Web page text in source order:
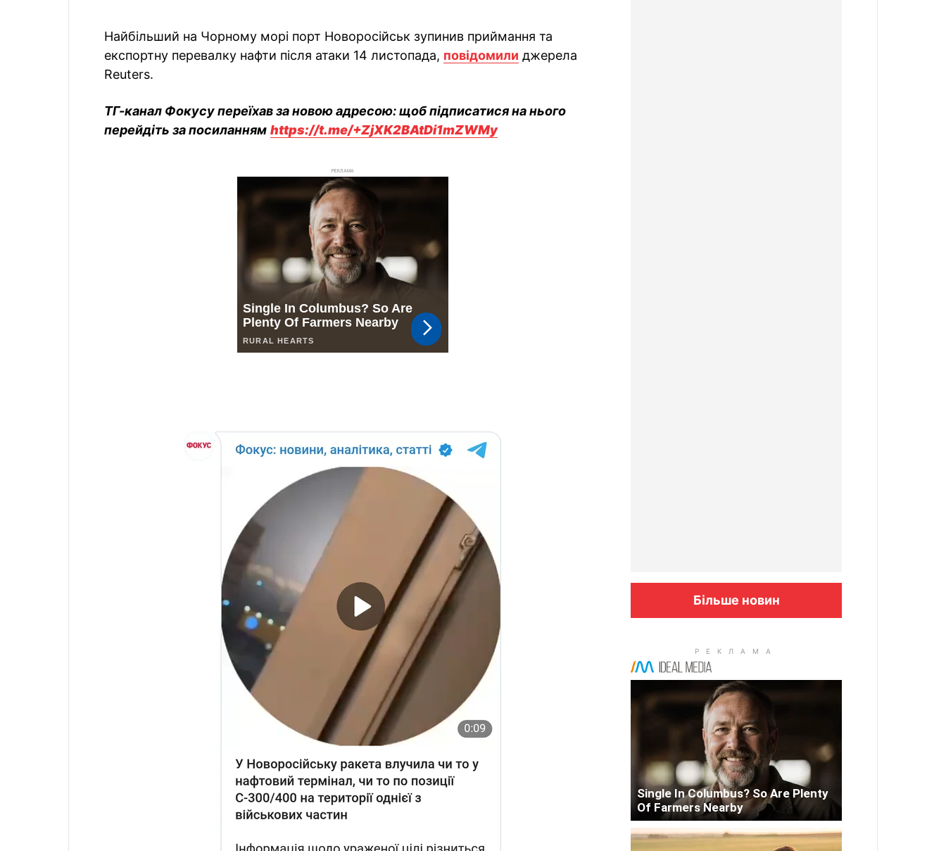
Найбільший на Чорному морі порт Новоросійськ зупинив приймання та
експортну перевалку нафти після атаки 14 листопада, повідомили джерела
Reuters.
ТГ-канал Фокусу переїхав за новою адресою: щоб підписатися на нього
перейдіть за посиланням https://t.me/+ZjXK2BAtDi1mZWMy
РЕКЛАМА
Більше новин
Single In Columbus? So Are Plenty
Of Farmers Nearby